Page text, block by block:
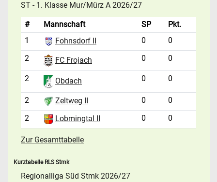
ST - 1. Klasse Mur/Mürz A 2026/27
# Mannschaft SP
Pkt.
1
Fohnsdorf II 0
0
2
FC Frojach 0 0
2 Obdach 0 0
2 Zeltweg II 0
0
2
Lobmingtal II 0 0
Zur Gesamttabelle
Kurztabelle RLS Stmk
Regionalliga Süd Stmk 2026/27